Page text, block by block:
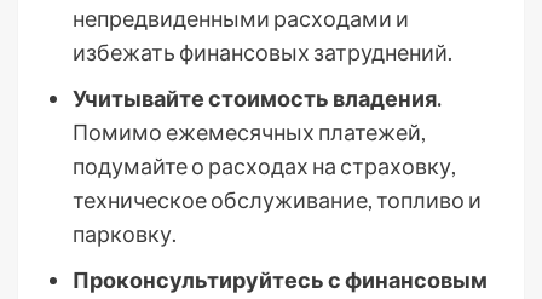
непредвиденными расходами и
избежать финансовых затруднений.
Учитывайте стоимость владения.
Помимо ежемесячных платежей,
подумайте о расходах на страховку,
техническое обслуживание, топливо и
парковку.
Проконсультируйтесь с финансовым